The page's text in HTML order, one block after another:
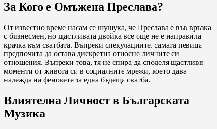
За Кого е Омъжена Преслава?
От известно време насам се шушука, че Преслава е във връзка
с бизнесмен, но щастливата двойка все още не е направила
крачка към сватбата. Въпреки спекулациите, самата певица
предпочита да остава дискретна относно личните си
отношения. Въпреки това, тя не спира да споделя щастливи
моменти от живота си в социалните мрежи, което дава
надежда на феновете за една бъдеща сватба.
Влиятелна Личност в Българската
Музика